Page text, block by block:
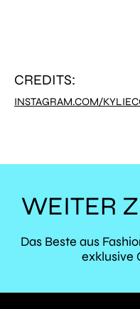
CREDITS:
INSTAGRAM.COM/
WEITER
Das Beste aus
exklusive